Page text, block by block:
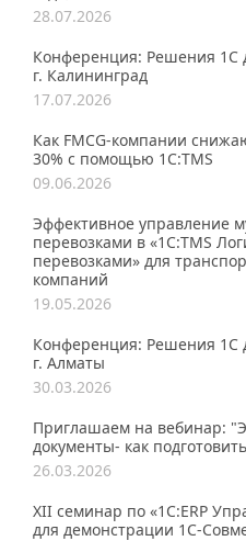
28.07.2026
Конференция: Решения 1С
г. Калининград
17.07.2026
Как FMCG-компании
30% с помощью 1С:TMS
09.06.2026
Эффективное управление
перевозками в «1С:TMS
перевозками» для
компаний
19.05.2026
Конференция: Решения 1С
г. Алматы
30.03.2026
Приглашаем на вебинар:
документы- как
26.03.2026
XII семинар по «1С:ERP
для демонстрации 1C-